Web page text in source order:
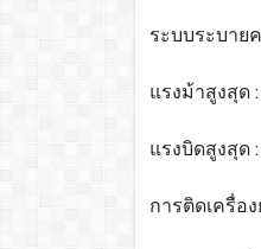
ระบบระบาย
แรงม้าสูงสุด
แรงบิดสูงสุด
การติดเครื่อ